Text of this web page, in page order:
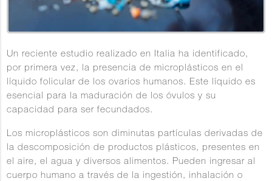
Un reciente estudio realizado en Italia ha identificado,
por primera vez, la presencia de microplásticos en el
líquido folicular de los ovarios humanos. Este líquido es
esencial para la maduración de los óvulos y su
capacidad para ser fecundados. ​
Los microplásticos son diminutas partículas derivadas de
la descomposición de productos plásticos, presentes en
el aire, el agua y diversos alimentos. Pueden ingresar al
cuerpo humano a través de la ingestión, inhalación o